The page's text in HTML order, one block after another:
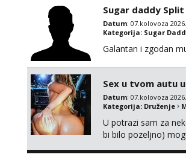
Sugar daddy Split
Datum: 07.kolovoza 2026.
Kategorija: Sugar
Galantan i zgodan
Sex u tvom autu
Datum: 07.kolovoza 2026.
Kategorija: Druženje
U potrazi sam za
bi bilo pozeljno)